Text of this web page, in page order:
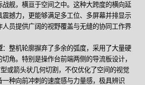
舰，横亘于空间之中。这种大跨度的横向延
震撼力，更能够满足多工位、多屏幕并排显示
人员提供广阔的视野覆盖与无缝的协同工作界
：整机轮廓摒弃了多余的弧度，采用了大量硬
角。特别是操作台前端两侧的导流板设计，
或箭头状几何切割，不仅优化了空间的视觉
种向前冲刺的速度感与力量感，极具辨识